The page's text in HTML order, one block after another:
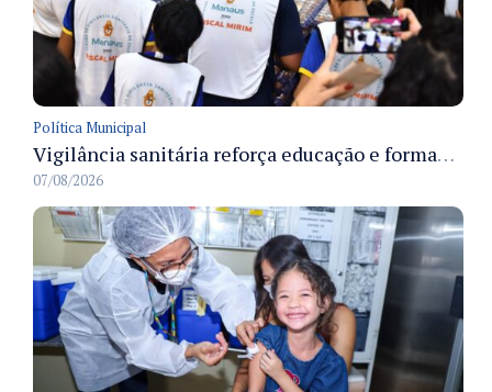
Política Municipal
Vigilância sanitária reforça educação e formação de médicos em Manaus na Semana da Vigilância 2026
07/08/2026